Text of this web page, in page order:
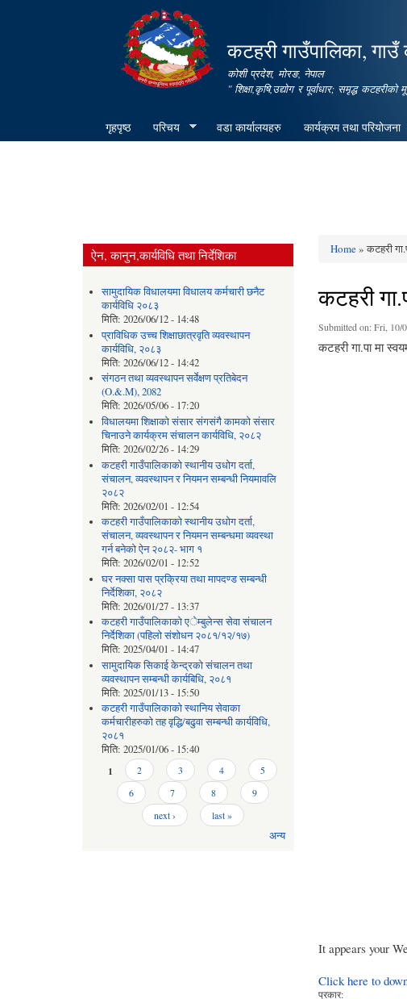
कटहरी गाउँपालिका, गाउँ
कोशी प्रदेश, मोरङ, नेपाल
" शिक्षा,कृषि,उद्योग र पूर्वाधार; समृद्ध
गृहपृष्ठ परिचय वडा कार्यालयहरु कार्यक्रम तथा परियोजना
ऐन, कानुन,कार्यविधि तथा निर्देशिका
सामुदायिक विधालयमा विधालय कर्मचारी छनैट
कार्यविधि २०८३
मिति: 2026/06/12 - 14:48
प्राविधिक उच्च शिक्षाछात्रवृति व्यवस्थापन
कार्यविधि, २०८३
मिति: 2026/06/12 - 14:42
संगठन तथा व्यवस्थापन सर्वेक्षण प्रतिबेदन
(O.&.M), 2082
मिति: 2026/05/06 - 17:20
विधालयमा शिक्षाको संसार संगसंगै कामको संसार
चिनाउने कार्यक्रम संचालन कार्यविधि, २०८२
मिति: 2026/02/26 - 14:29
कटहरी गाउँपालिकाको स्थानीय उधोग दर्ता,
संचालन, व्यवस्थापन र नियमन सम्बन्धी नियमावलि
२०८२
मिति: 2026/02/01 - 12:54
कटहरी गाउँपालिकाको स्थानीय उधोग दर्ता,
संचालन, व्यवस्थापन र नियमन सम्बन्धमा व्यवस्था
गर्न बनेको ऐन २०८२- भाग १
मिति: 2026/02/01 - 12:52
घर नक्सा पास प्रक्रिया तथा मापदण्ड सम्बन्धी
निर्देशिका, २०८२
मिति: 2026/01/27 - 13:37
कटहरी गाउँपालिकाको एेम्बुलेन्स सेवा संचालन
निर्देशिका (पहिलो संशोधन २०८१/१२/१७)
मिति: 2025/04/01 - 14:47
सामुदायिक सिकाई केन्द्रको संचालन तथा
व्यवस्थापन सम्बन्धी कार्यबिधि, २०८१
मिति: 2025/01/13 - 15:50
कटहरी गाउँपालिकाको स्थानिय सेवाका
कर्मचारीहरुको तह वृद्धि/बढुवा सम्बन्धी कार्यविधि,
२०८१
मिति: 2025/01/06 - 15:40
Pages
1 2 3 4
5
6
7 8
9
next ›
last »
अन्य
Home» कटहरी
कटहरी
Submitted on:Fri, 10/
कटहरी गा.पा मा
It appears your
Click here to
प्रकार: